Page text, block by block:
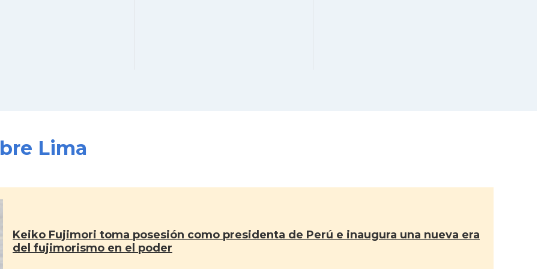
Lima
Keiko Fujimori toma posesión como presidenta de Perú e inaugura una nueva era
del fujimorismo en el poder